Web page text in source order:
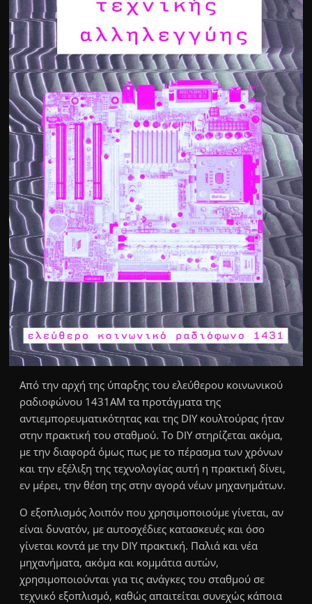
Από την αρχή της ύπαρξης του ελεύθερου κοινωνικού
ραδιοφώνου 1431ΑΜ τα προτάγματα της
αντιεμπορευματικότητας και της DIY κουλτούρας ήταν
στην πρακτική του σταθμού. To DIY στηρίζεται ακόμα,
με την διαφορά όμως πως με το πέρασμα των χρόνων
και την εξέλιξη της τεχνολογίας αυτή η πρακτική δίνει,
εν μέρει, την θέση της στην αγορά νέων μηχανημάτων.
Ο εξοπλισμός λοιπόν που χρησιμοποιούμε γίνεται, αν
είναι δυνατόν, με αυτοσχέδιες κατασκευές και όσο
γίνεται κοντά με την DIY πρακτική. Παλιά και νέα
μηχανήματα, ακόμα και κομμάτια αυτών,
χρησιμοποιούνται για τις ανάγκες του σταθμού σε
τεχνικό εξοπλισμό, καθώς απαιτείται συνεχώς κάποια